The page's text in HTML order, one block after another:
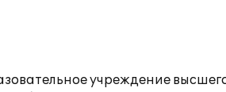
учреждение